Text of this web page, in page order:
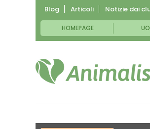
Blog Articoli Notizie dai
HOMEPAGE